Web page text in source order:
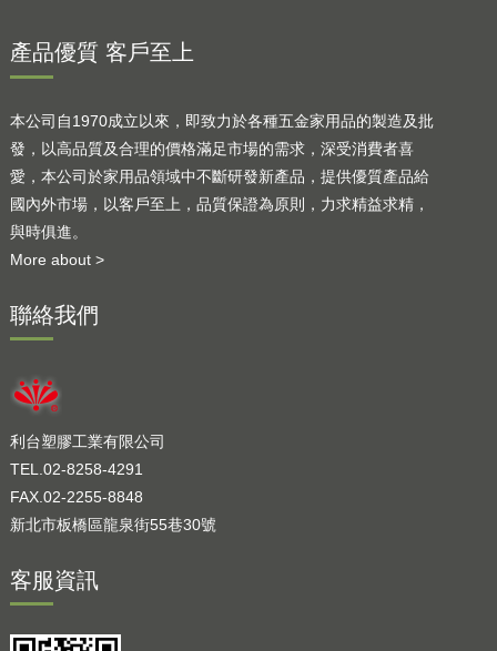
產品優質 客戶至上
本公司自1970成立以來，即致力於各種五金家用品的製造及批
發，以高品質及合理的價格滿足市場的需求，深受消費者喜
愛，本公司於家用品領域中不斷研發新產品，提供優質產品給
國內外市場，以客戶至上，品質保證為原則，力求精益求精，
與時俱進。
More about >
聯絡我們
利台塑膠工業有限公司
TEL.02-8258-4291
FAX.02-2255-8848
新北市板橋區龍泉街55巷30號
客服資訊